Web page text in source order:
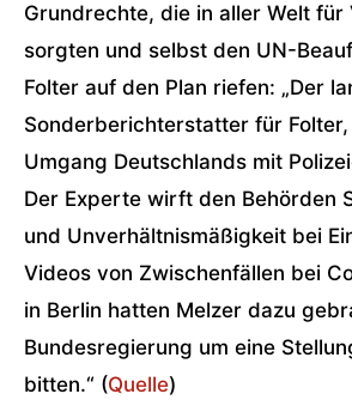
Grundrechte, die in aller Welt für
sorgten und selbst den UN-
Folter auf den Plan riefen: „Der
Sonderberichterstatter für
Umgang Deutschlands mit
Der Experte wirft den Behörden
und Unverhältnismäßigkeit bei
Videos von Zwischenfällen bei
in Berlin hatten Melzer dazu
Bundesregierung um eine
bitten.“ (Quelle)